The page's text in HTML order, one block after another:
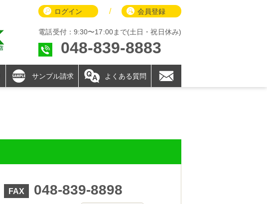
ログイン / 会員登録
電話受付：9:30〜17:00まで(土日・祝日休み)
048-839-8883
サンプル請求 よくある質問
FAX 048-839-8898